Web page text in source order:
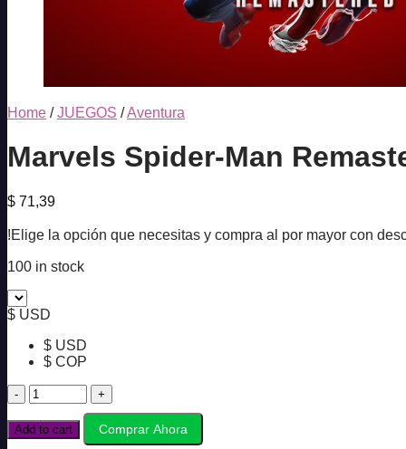
Home / JUEGOS /Aventura
Marvels Spider-Man
$ 71,39
!Elige la opción que necesitas y compra al por mayor con
100 in stock
$ USD
$ USD
$ COP
Marvels
Spider-
Man
Remastered
Add to cart Comprar Ahora